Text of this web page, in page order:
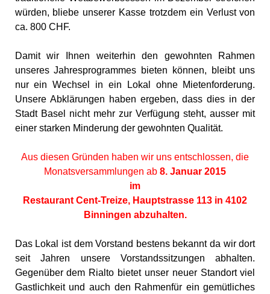
würden, bliebe unserer Kasse trotzdem ein Verlust von
ca. 800 CHF.
Damit wir Ihnen weiterhin den gewohnten Rahmen
unseres Jahresprogrammes bieten können, bleibt uns
nur ein Wechsel in ein Lokal ohne Mietenforderung.
Unsere Abklärungen haben ergeben, dass dies in der
Stadt Basel nicht mehr zur Verfügung steht, ausser mit
einer starken Minderung der gewohnten Qualität.
Aus diesen Gründen haben wir uns entschlossen, die
Monatsversammlungen ab 8. Januar 2015
im
Restaurant Cent-Treize, Hauptstrasse 113 in 4102
Binningen abzuhalten.
Das Lokal ist dem Vorstand bestens bekannt da wir dort
seit Jahren unsere Vorstandssitzungen abhalten.
Gegenüber dem Rialto bietet unser neuer Standort viel
Gastlichkeit und auch den Rahmenfür ein gemütliches